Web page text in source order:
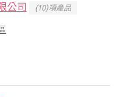
公司 (10)項產品